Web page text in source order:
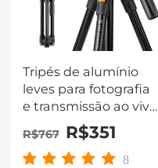
Tripés de alumínio
leves para fotografia
e transmissão ao vivo
modelo K234A0 +
cabeça de vídeo
R$767 R$351
8